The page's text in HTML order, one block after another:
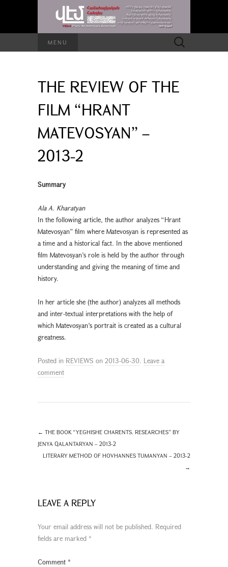
MENU
Search
for:
THE REVIEW OF THE
FILM “HRANT
MATEVOSYAN” –
2013-2
Summary
Ala A. Kharatyan
In the following article, the author analyzes “Hrant
Matevosyan” film where Matevosyan is represented as
a time and a historical fact. In the above mentioned
film Matevosyan’s role is held by the author through
understanding and giving the meaning of time and
history.
In her article she (the author) analyzes all methods
and inter-textual interpretations with the help of
which Matevosyan’s portrait is created as a cultural
greatness.
Posted in REVIEWS on 2013-06-30. Leave a
comment
← THE BOOK “YEGHISHE CHARENTS. RESEARCHES” BY
JENYA QALANTARYAN – 2013-2
LITERARY METHOD OF HOVHANNES TUMANYAN – 2013-2
→
LEAVE A REPLY
Your email address will not be published. Required
fields are marked *
Comment *